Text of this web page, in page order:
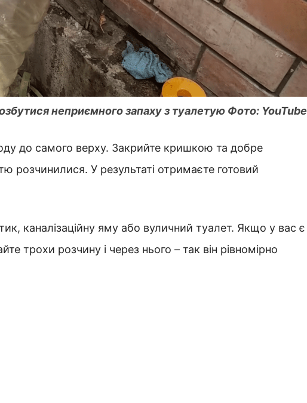
неприємного запаху з туалетую Фото: YouTube
до самого верху. Закрийте кришкою та добре
розчинилися. У результаті отримаєте готовий
каналізаційну яму або вуличний туалет. Якщо у вас є
трохи розчину і через нього – так він рівномірно